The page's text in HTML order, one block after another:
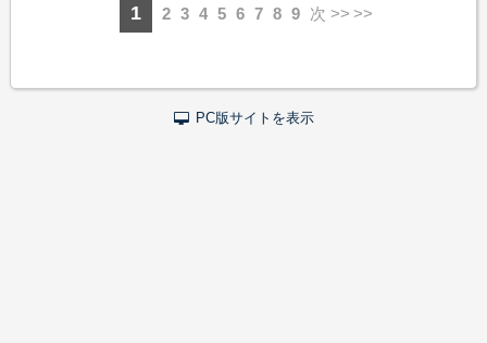
1 2 3 4 5 6 7 8 9 次 >>
PC版サイトを表示